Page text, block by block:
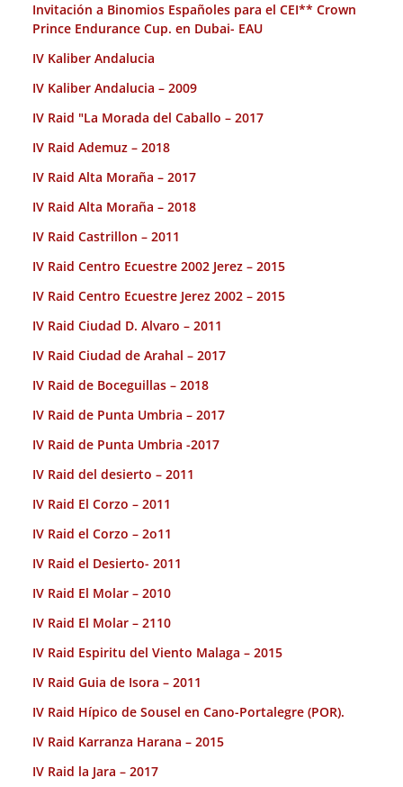
Invitación a Binomios Españoles para el CEI** Crown
Prince Endurance Cup. en Dubai- EAU
IV Kaliber Andalucia
IV Kaliber Andalucia – 2009
IV Raid "La Morada del Caballo – 2017
IV Raid Ademuz – 2018
IV Raid Alta Moraña – 2017
IV Raid Alta Moraña – 2018
IV Raid Castrillon – 2011
IV Raid Centro Ecuestre 2002 Jerez – 2015
IV Raid Centro Ecuestre Jerez 2002 – 2015
IV Raid Ciudad D. Alvaro – 2011
IV Raid Ciudad de Arahal – 2017
IV Raid de Boceguillas – 2018
IV Raid de Punta Umbria – 2017
IV Raid de Punta Umbria -2017
IV Raid del desierto – 2011
IV Raid El Corzo – 2011
IV Raid el Corzo – 2o11
IV Raid el Desierto- 2011
IV Raid El Molar – 2010
IV Raid El Molar – 2110
IV Raid Espiritu del Viento Malaga – 2015
IV Raid Guia de Isora – 2011
IV Raid Hípico de Sousel en Cano-Portalegre (POR).
IV Raid Karranza Harana – 2015
IV Raid la Jara – 2017